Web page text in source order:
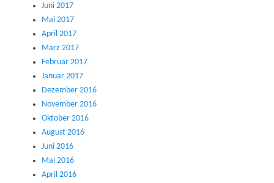
Juni 2017
Mai 2017
April 2017
März 2017
Februar 2017
Januar 2017
Dezember 2016
November 2016
Oktober 2016
August 2016
Juni 2016
Mai 2016
April 2016